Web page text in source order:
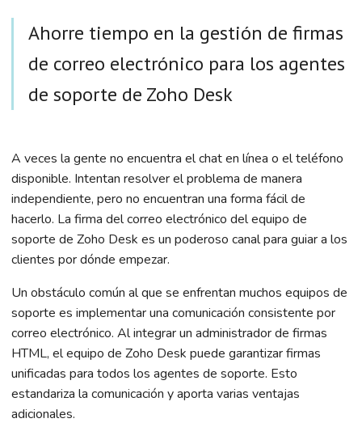
Ahorre tiempo en la gestión de firmas
de correo electrónico para los agentes
de soporte de Zoho Desk
A veces la gente no encuentra el chat en línea o el teléfono
disponible. Intentan resolver el problema de manera
independiente, pero no encuentran una forma fácil de
hacerlo. La firma del correo electrónico del equipo de
soporte de Zoho Desk es un poderoso canal para guiar a los
clientes por dónde empezar.
Un obstáculo común al que se enfrentan muchos equipos de
soporte es implementar una comunicación consistente por
correo electrónico. Al integrar un administrador de firmas
HTML, el equipo de Zoho Desk puede garantizar firmas
unificadas para todos los agentes de soporte. Esto
estandariza la comunicación y aporta varias ventajas
adicionales.